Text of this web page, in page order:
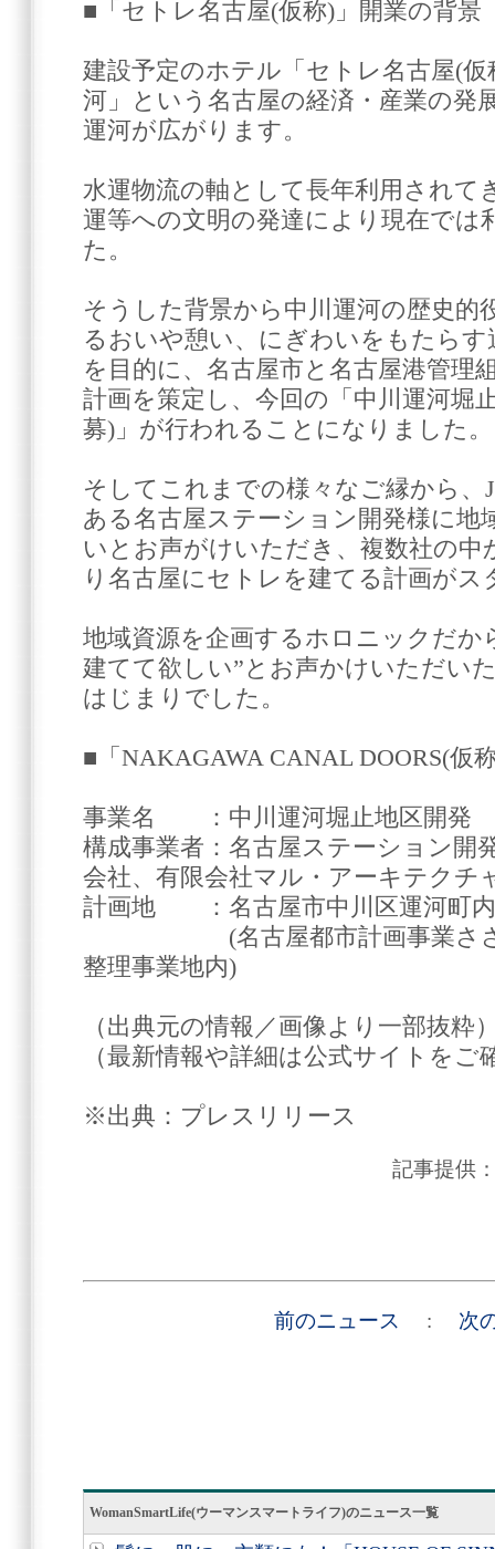
■「セトレ名古屋(仮称)」開業の背景
建設予定のホテル「セトレ名古屋(
河」という名古屋の経済・産業の発
運河が広がります。
水運物流の軸として長年利用されて
運等への文明の発達により現在では
た。
そうした背景から中川運河の歴史的
るおいや憩い、にぎわいをもたら
を目的に、名古屋市と名古屋港管理
計画を策定し、今回の「中川運河堀
募)」が行われることになりました。
そしてこれまでの様々なご縁から、
ある名古屋ステーション開発様に地
いとお声がけいただき、複数社の中
り名古屋にセトレを建てる計画がス
地域資源を企画するホロニックだか
建てて欲しい”とお声かけいただい
はじまりでした。
■「NAKAGAWA CANAL DOORS(仮
事業名 ：中川運河堀止地区開発
構成事業者：名古屋ステーション開
会社、有限会社マル・アーキテクチ
計画地 ：名古屋市中川区運河町内
(名古屋都市計画事業ささし
整理事業地内)
（出典元の情報／画像より一部抜粋
（最新情報や詳細は公式サイトをご
※出典：プレスリリース
記事提供
前のニュース : 次
WomanSmartLife(ウーマンスマートライフ)のニュース一覧